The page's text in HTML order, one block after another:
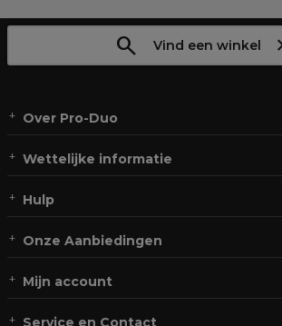
Vind een winkel
Over Pro-Duo
Wettelijke informatie
Hulp
Onze Aanbiedingen
Mijn account
Service en Contact